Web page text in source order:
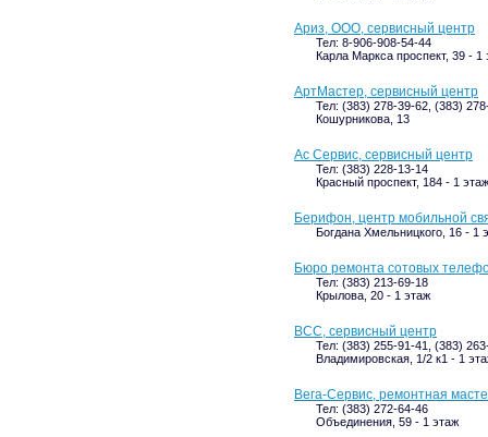
Ариз, ООО, сервисный центр
Тел: 8-906-908-54-44
Карла Маркса проспект, 39 - 1
АртМастер, сервисный центр
Тел: (383) 278-39-62, (383)
Кошурникова, 13
Ас Сервис, сервисный центр
Тел: (383) 228-13-14
Красный проспект, 184 - 1 этаж
Берифон, центр мобильной
Богдана Хмельницкого, 16 - 1
Бюро ремонта сотовых
Тел: (383) 213-69-18
Крылова, 20 - 1 этаж
ВСС, сервисный центр
Тел: (383) 255-91-41, (383)
Владимировская, 1/2 к1 - 1
Вега-Сервис, ремонтная
Тел: (383) 272-64-46
Объединения, 59 - 1 этаж